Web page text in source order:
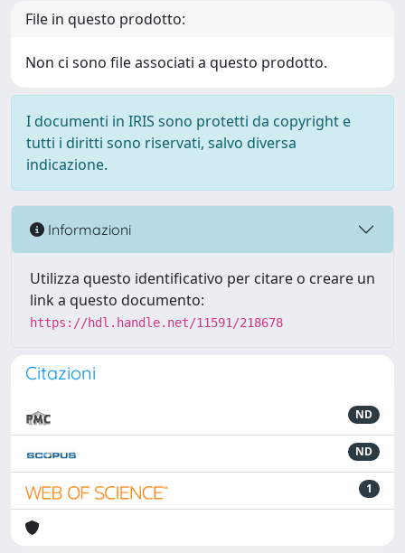
File in questo prodotto:
Non ci sono file associati a questo prodotto.
I documenti in IRIS sono protetti da copyright e
tutti i diritti sono riservati, salvo diversa
indicazione.
Informazioni
Utilizza questo identificativo per citare o creare un
link a questo documento:
https://hdl.handle.net/11591/218678
Citazioni
ND
ND
1